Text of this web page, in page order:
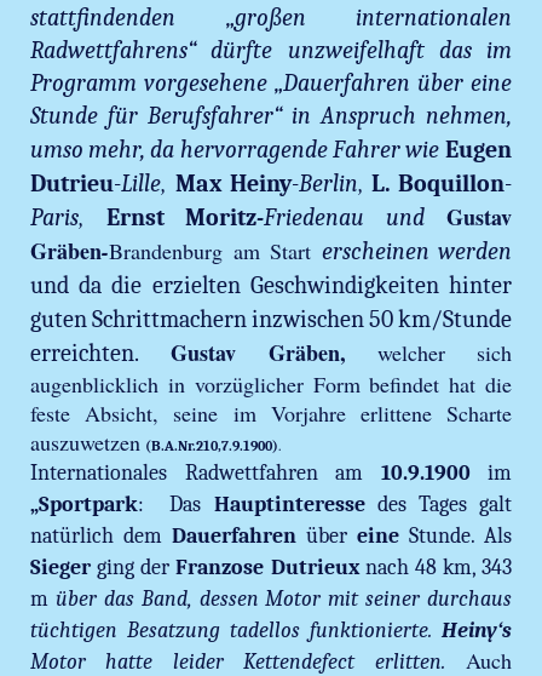
stattfindenden „großen internationalen
Radwettfahrens“ dürfte unzweifelhaft das im
Programm vorgesehene „Dauerfahren über eine
Stunde für Berufsfahrer“ in Anspruch nehmen,
umso mehr, da hervorragende Fahrer wie Eugen
Dutrieu-Lille, Max Heiny-Berlin, L. Boquillon-
Paris, Ernst Moritz-Friedenau und
Gustav
Gräben-Brandenburg am Start erscheinen werden
und da die erzielten Geschwindigkeiten hinter
guten Schrittmachern inzwischen 50 km/Stunde
erreichten.
Gustav Gräben, welcher sich
augenblicklich in vorzüglicher Form befindet hat die
feste Absicht, seine im Vorjahre erlittene Scharte
auszuwetzen (B.A.Nr.210,7.9.1900).
Internationales Radwettfahren am 10.9.1900im
„Sportpark: Das Hauptinteressedes Tages galt
natürlich dem Dauerfahren über eine Stunde. Als
Sieger ging derFranzose Dutrieuxnach 48 km, 343
m über das Band, dessen Motor mit seiner durchaus
tüchtigen Besatzung tadellos funktionierte. Heiny‘s
Motor hatte leider Kettendefect erlitten.
Auch